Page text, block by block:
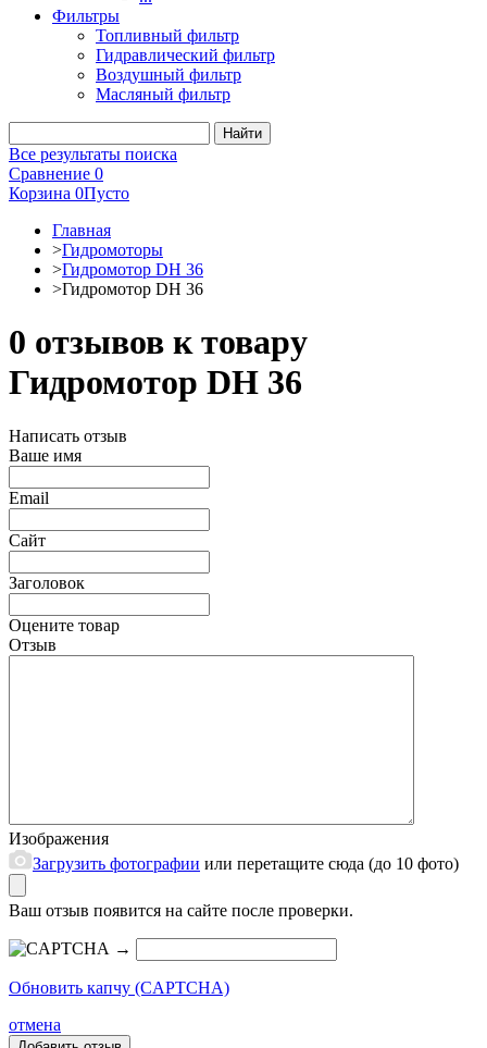
Фильтры
Топливный фильтр
Гидравлический фильтр
Воздушный фильтр
Масляный фильтр
Все результаты поиска
Сравнение 0
Корзина 0Пусто
Главная
>Гидромоторы
>Гидромотор DH 36
>Гидромотор DH 36
0 отзывов к товару
Гидромотор DH 36
Написать отзыв
Ваше имя
Email
Сайт
Заголовок
Оцените товар
Отзыв
Изображения
Загрузить фотографии или перетащите сюда (до 10 фото)
Ваш отзыв появится на сайте после проверки.
→
Обновить капчу (CAPTCHA)
отмена